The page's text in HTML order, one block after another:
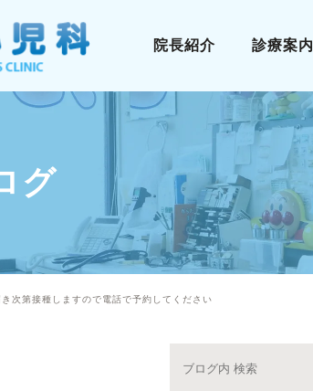
院長紹介 診療案内
小児科
アレルギー科
漢方診療
栄養療法
グ
次第接種しますので電話で予約してください